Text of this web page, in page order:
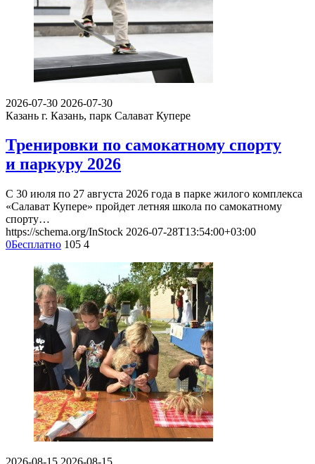
2026-07-30 2026-07-30
Казань г. Казань, парк Салават Купере
Тренировки по самокатному спорту
и паркуру 2026
С 30 июля по 27 августа 2026 года в парке жилого комплекса
«Салават Купере» пройдет летняя школа по самокатному
спорту…
https://schema.org/InStock 2026-07-28T13:54:00+03:00
0Бесплатно 105 4